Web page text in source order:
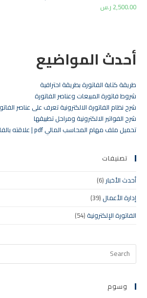
2,500.00 ر.س
أحدث المواضيع
طريقة كتابة الفاتورة بطريقة احترافية
شروط فاتورة المبيعات وعناصر الفاتورة
شرح نظام الفاتورة الالكترونية تعرف على عناصر
شرح الفواتير الالكترونية ومراحل تطبيقها
تحميل ملف مهام المحاسب المالي pdf | علاقته بالفاتورة الإلكترونية
تصنيفات
أحدث الأخبار (6)
إدارة الأعمال (39)
الفاتورة الإلكترونية (54)
وسوم